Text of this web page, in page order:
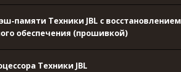
памяти Техники JBL с восстановлением
обеспечения (прошивкой)
Техники JBL